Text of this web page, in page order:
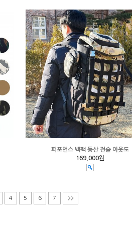
퍼포먼스 백팩 등산 전술 아웃도
169,000원
4 5 6 7 >>